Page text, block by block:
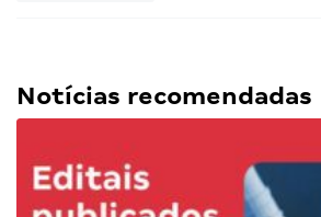
Notícias recomendadas